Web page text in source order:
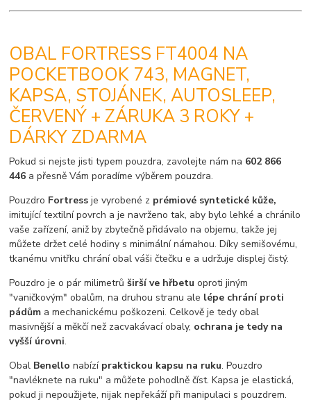
OBAL FORTRESS FT4004 NA
POCKETBOOK 743, MAGNET,
KAPSA, STOJÁNEK, AUTOSLEEP,
ČERVENÝ + ZÁRUKA 3 ROKY +
DÁRKY ZDARMA
Pokud si nejste jisti typem pouzdra, zavolejte nám na 602 866
446 a přesně Vám poradíme výběrem pouzdra.
Pouzdro Fortressje vyrobené z prémiové syntetické kůže,
imitující textilní povrch a je navrženo tak, aby bylo lehké a chránilo
vaše zařízení, aniž by zbytečně přidávalo na objemu, takže jej
můžete držet celé hodiny s minimální námahou. Díky semišovému,
tkanému vnitřku chrání obal váši čtečku e a udržuje displej čistý.
Pouzdro je o pár milimetrůširší ve hřbetu oproti jiným
"vaničkovým" obalům, na druhou stranu ale lépe chrání proti
pádům a mechanickému poškozeni. Celkově je tedy obal
masivnější a měkčí než zacvakávací obaly, ochrana je tedy na
vyšší úrovni.
Obal Benellonabízí praktickou kapsu na ruku. Pouzdro
"navléknete na ruku" a můžete pohodlně číst. Kapsa je elastická,
pokud ji nepoužijete, nijak nepřekáží při manipulaci s pouzdrem.